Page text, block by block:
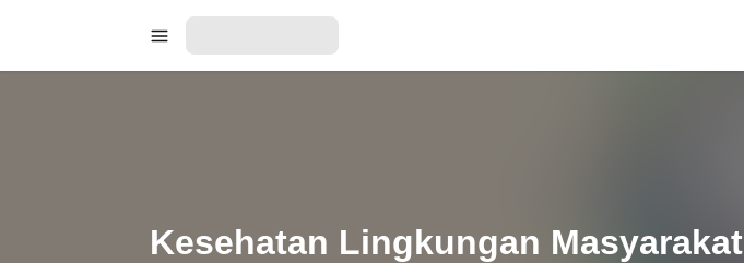
Kesehatan Lingkungan Masyarakat